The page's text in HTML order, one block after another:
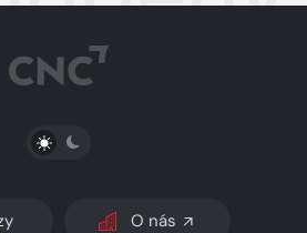
PŘEPNOUT SVĚTLÝ/TMAVÝ REŽIM
O nás